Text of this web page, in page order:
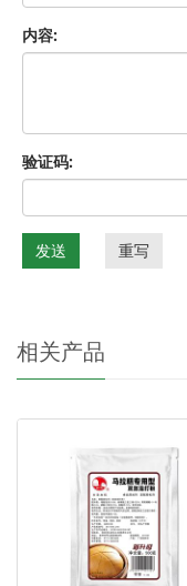
内容:
验证码:
发送 重写
相关产品